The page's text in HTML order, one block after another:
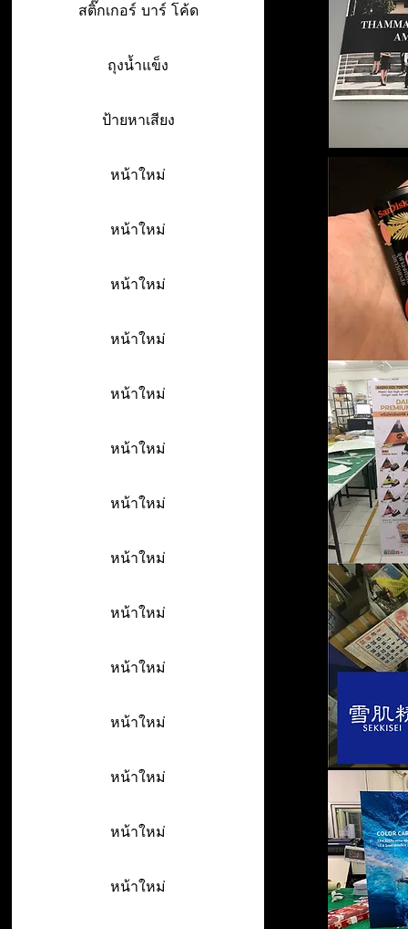
สติ๊กเกอร์ บาร์ โค้ด
ถุงน้ำแข็ง
ป้ายหาเสียง
หน้าใหม่
หน้าใหม่
หน้าใหม่
หน้าใหม่
หน้าใหม่
หน้าใหม่
หน้าใหม่
หน้าใหม่
หน้าใหม่
หน้าใหม่
หน้าใหม่
หน้าใหม่
หน้าใหม่
หน้าใหม่